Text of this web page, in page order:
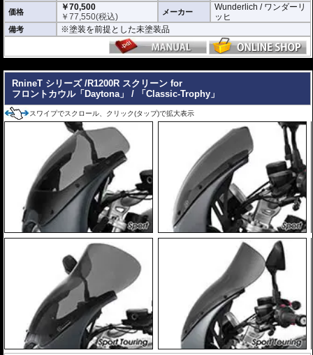
価格
￥70,500
￥77,550(税込) メーカー
Wunderlich / ワンダーリ
ッヒ
備考 ※塗装を前提とした未塗装品
RnineT シリーズ /R1200R スクリーン for
フロントカウル「Daytona」 / 「Classic-Trophy」
スワイプでスクロール、クリック(タップ)で拡大表示